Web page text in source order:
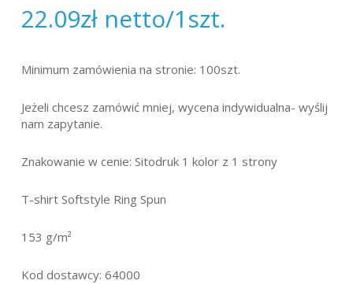
22.09zł netto/1szt.
Minimum zamówienia na stronie: 100szt.
Jeżeli chcesz zamówić mniej, wycena indywidualna- wyślij
nam zapytanie.
Znakowanie w cenie: Sitodruk 1 kolor z 1 strony
T-shirt Softstyle Ring Spun
153 g/m²
Kod dostawcy: 64000